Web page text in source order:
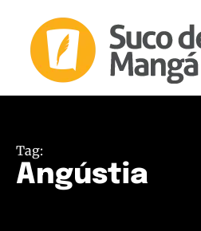
Tag:
Angústia